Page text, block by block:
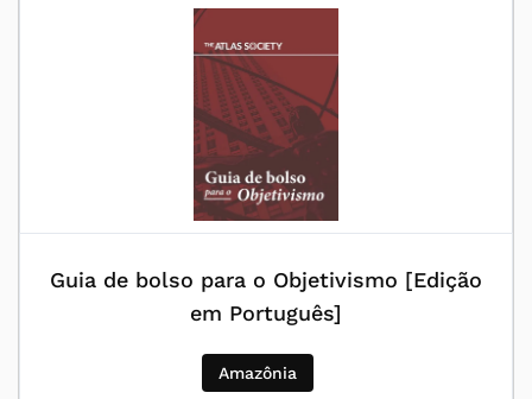
Guia de bolso para o Objetivismo [Edição
em Português]
Amazônia